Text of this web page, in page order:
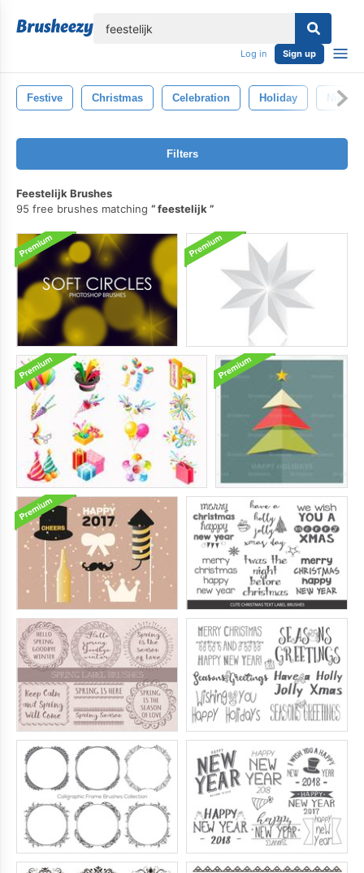
Log in Sign up
Festive Christmas Celebration Holiday Night
Filters
Feestelijk Brushes
95 free brushes matching
feestelijk